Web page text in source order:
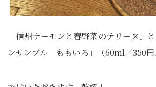
「信州サーモンと春野菜のテリーヌ
ンサンブル ももいろ」（60ml／350円